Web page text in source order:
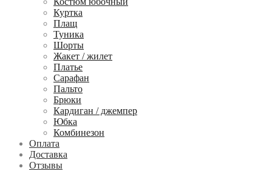
Куртка
Плащ
Туника
Шорты
Жакет / жилет
Платье
Сарафан
Пальто
Брюки
Кардиган / джемпер
Юбка
Комбинезон
Оплата
Доставка
Отзывы